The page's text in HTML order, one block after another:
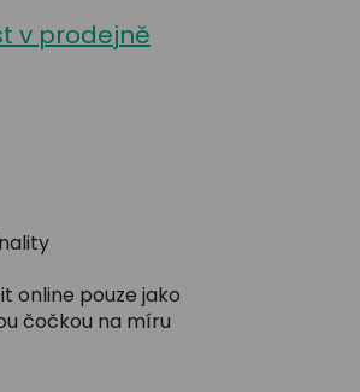
v prodejně
online pouze jako
čočkou na míru